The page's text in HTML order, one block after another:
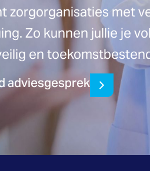
zorgorganisaties met
Zo kunnen jullie je
en
adviesgesprek